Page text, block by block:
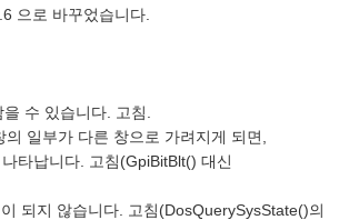
으로 바꾸었습니다.
수 있습니다. 고침.
일부가 다른 창으로 가려지게 되면,
타납니다. 고침(GpiBitBlt() 대신
되지 않습니다. 고침(DosQuerySysState()의